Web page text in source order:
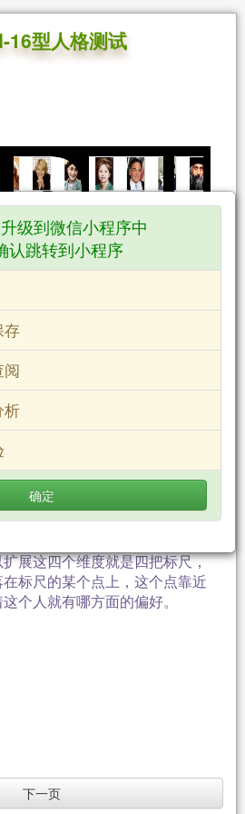
16型人格测试
标(MBTI)表征人的性格，是美
迈尔斯母女凯恩琳·布里格斯和
里格斯·迈尔斯制定的。该指标
分的8种类型为基础，经过二
成了《迈尔斯-布里格斯类型
类型理论付诸实践。迈尔斯在
功能、主导功能和从属功能等
提出功能等级等概念，并有效
其功能等级的次序，又提出了
形成四个维度。约翰.毕比博士
将心理类型理论和原型理论系
展这四个维度就是四把标尺，
标尺的某个点上，这个点靠近
个人就有哪方面的偏好。
下一页
级到微信小程序中
认跳转到小程序
存
阅
析
确定